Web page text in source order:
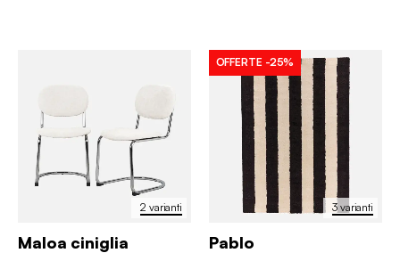
2 varianti
Maloa ciniglia
3 varianti
OFFERTE -25%
Pablo